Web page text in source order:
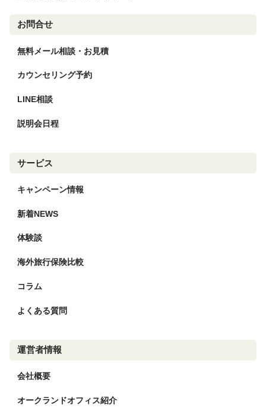
お問合せ
無料メール相談・お見積
カウンセリング予約
LINE相談
説明会日程
サービス
キャンペーン情報
新着NEWS
体験談
海外旅行保険比較
コラム
よくある質問
運営者情報
会社概要
オークランドオフィス紹介